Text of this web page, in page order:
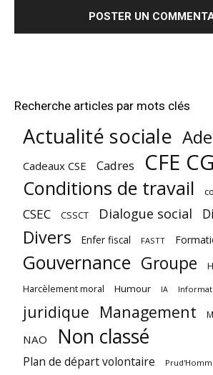
Recherche articles par mots clés
Actualité sociale
Cadeaux CSE Cadres CFE
Conditions de travail
CSEC CSSCT Dialogue social
Divers Enfer fiscal FASTT
Gouvernance Groupe
Harcèlement moral Humour IA
juridique Management
NAO Non classé
Plan de départ volontaire